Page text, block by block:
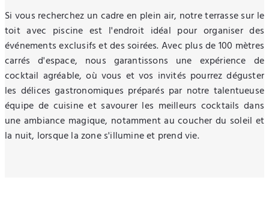
Si vous recherchez un cadre en plein air, notre terrasse sur le
toit avec piscine est l'endroit idéal pour organiser des
événements exclusifs et des soirées. Avec plus de 100 mètres
carrés d'espace, nous garantissons une expérience de
cocktail agréable, où vous et vos invités pourrez déguster
les délices gastronomiques préparés par notre talentueuse
équipe de cuisine et savourer les meilleurs cocktails dans
une ambiance magique, notamment au coucher du soleil et
la nuit, lorsque la zone s'illumine et prend vie.